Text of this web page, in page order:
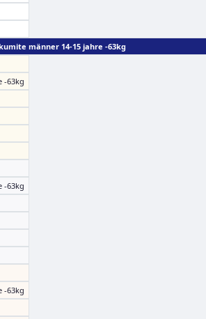
männer 14-15 jahre -63kg
-63kg
-63kg
-63kg